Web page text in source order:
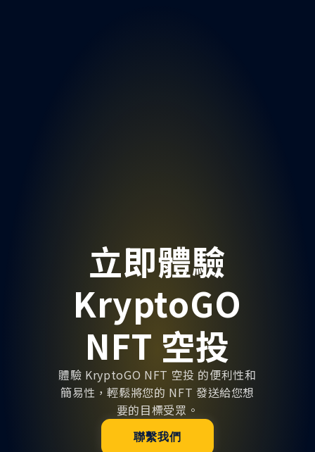
立即體驗
KryptoGO
NFT 空投
體驗 KryptoGO NFT 空投 的便利性和
簡易性，輕鬆將您的 NFT 發送給您想
要的目標受眾。
聯繫我們